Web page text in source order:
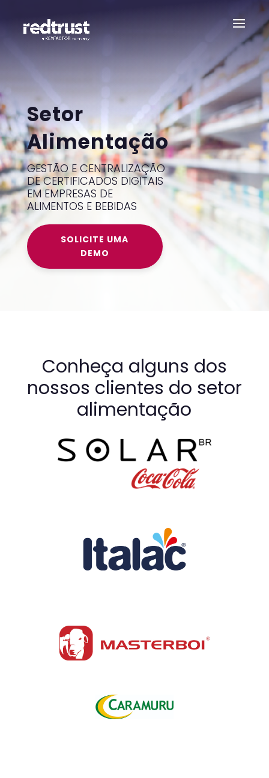
Setor
Alimentação
GESTÃO E CENTRALIZAÇÃO
DE CERTIFICADOS DIGITAIS
EM EMPRESAS DE
ALIMENTOS E BEBIDAS
SOLICITE UMA
DEMO
Conheça alguns dos
nossos clientes do setor
alimentação